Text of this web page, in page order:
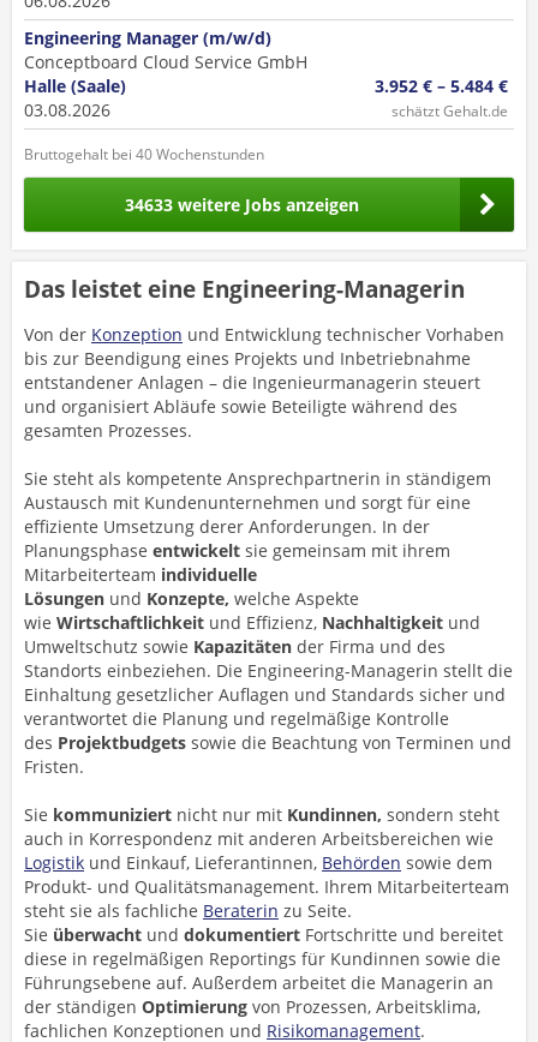
Engineering Manager (m/w/d)
Conceptboard Cloud Service GmbH
Halle (Saale)
03.08.2026
3.952 € – 5.484 €
schätzt Gehalt.de
Bruttogehalt bei 40 Wochenstunden
34633 weitere Jobs anzeigen
Das leistet eine Engineering-Managerin
Von der Konzeption und Entwicklung technischer Vorhaben
bis zur Beendigung eines Projekts und Inbetriebnahme
entstandener Anlagen – die Ingenieurmanagerin steuert
und organisiert Abläufe sowie Beteiligte während des
gesamten Prozesses.
Sie steht als kompetente Ansprechpartnerin in ständigem
Austausch mit Kundenunternehmen und sorgt für eine
effiziente Umsetzung derer Anforderungen. In der
Planungsphase entwickelt sie gemeinsam mit ihrem
Mitarbeiterteam individuelle
Lösungen und Konzepte, welche Aspekte
wie Wirtschaftlichkeit und Effizienz, Nachhaltigkeit und
Umweltschutz sowie Kapazitäten der Firma und des
Standorts einbeziehen. Die Engineering-Managerin stellt die
Einhaltung gesetzlicher Auflagen und Standards sicher und
verantwortet die Planung und regelmäßige Kontrolle
des Projektbudgets sowie die Beachtung von Terminen und
Fristen.
Sie kommuniziert nicht nur mit Kundinnen, sondern steht
auch in Korrespondenz mit anderen Arbeitsbereichen wie
Logistik und Einkauf, Lieferantinnen, Behörden sowie dem
Produkt- und Qualitätsmanagement. Ihrem Mitarbeiterteam
steht sie als fachliche Beraterin zu Seite.
Sie überwacht und dokumentiert Fortschritte und bereitet
diese in regelmäßigen Reportings für Kundinnen sowie die
Führungsebene auf. Außerdem arbeitet die Managerin an
der ständigen Optimierung von Prozessen, Arbeitsklima,
fachlichen Konzeptionen und Risikomanagement.